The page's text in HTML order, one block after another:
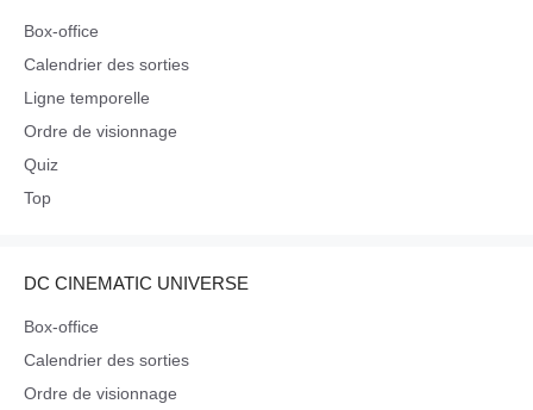
Box-office
Calendrier des sorties
Ligne temporelle
Ordre de visionnage
Quiz
Top
DC CINEMATIC UNIVERSE
Box-office
Calendrier des sorties
Ordre de visionnage